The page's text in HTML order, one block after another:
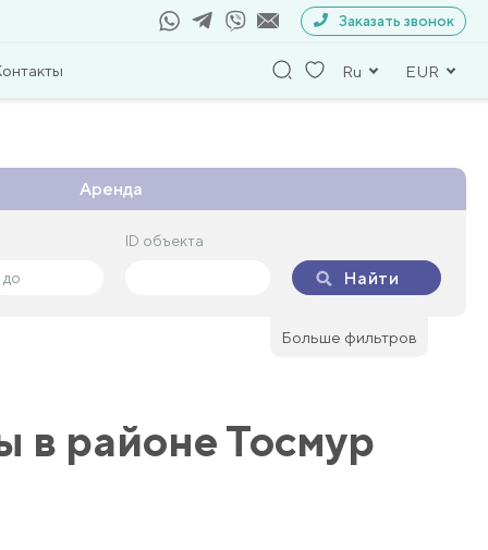
Заказать звонок
Ru EUR
Аренда
ID объекта
Найти
Больше фильтров
ID объекта
Найти
в районе Тосмур